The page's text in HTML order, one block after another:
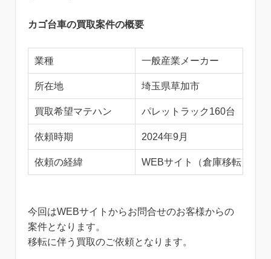
カゴ台車の買取案件の概要
業種 一般産業メーカー
所在地 埼玉県草加市
買取希望マテハン パレットラック160台
依頼時期 2024年9月
依頼の経緯 WEBサイト（倉庫移転）
今回はWEBサイトからお問合せのお客様からの
案件となります。
移転に伴う買取のご依頼となります。